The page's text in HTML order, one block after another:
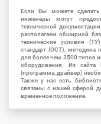
Если Вы можете сделать
инженеры могут
технической
располагаем обширной
технические условия
стандарт (ОСТ), методика
для более чем 3500 типов
оборудования. Из
(программа, драйвер)
Также у нас есть
связаны с нашей сферой
временное положение.